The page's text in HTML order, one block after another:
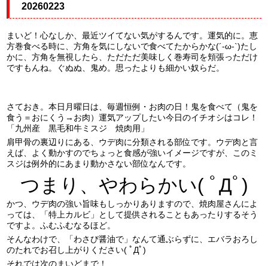
20260223
まいど！心なしか、最近ツイてない気がするんです。運気的に。恵
方巻食べる時に、方角を気にしないで食べてたからかな(´-ω-`)たし
かに、方角を無視したら、ただただ美味しく巻寿司を頬張っただけ
ですもんね。ぐぬぬ、鬼め。思ったよりも細かい奴らだ。
さておき。本日月曜日は、毎週恒例・お肉の日！鬼を食べて（鬼を
食う＝おにくう→お肉）運気アップしたい今日のイチオシはコレ！
「九州産 黒毛和牛ミスジ 焼肉用」
肩甲骨の裏辺りにある、ウデ肉に分類される部位です。ウデ肉と言
えば、よく動かすのでちょっと食感が強いイメージですが、このミ
スジは例外的にあまり動かさない部位なんです。
つまり、やわらかい( ﾟДﾟ)
かつ、ウデ肉の強い旨味もしっかりありますので、焼肉屋さんによ
っては、「特上カルビ」として提供されることもあったりするそう
ですよ。ふむふむなるほど。
そんなわけで、「わさび醤油で」なんて通ぶらずに、エバラおろし
のたれでお召し上がりください( ﾟДﾟ)
それでは次のまいどまで！